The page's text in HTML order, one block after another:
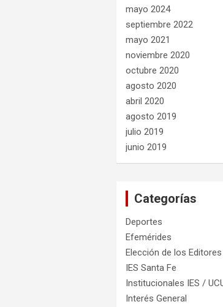
mayo 2024
septiembre 2022
mayo 2021
noviembre 2020
octubre 2020
agosto 2020
abril 2020
agosto 2019
julio 2019
junio 2019
Categorías
Deportes
Efemérides
Elección de los Editores
IES Santa Fe
Institucionales IES /
Interés General